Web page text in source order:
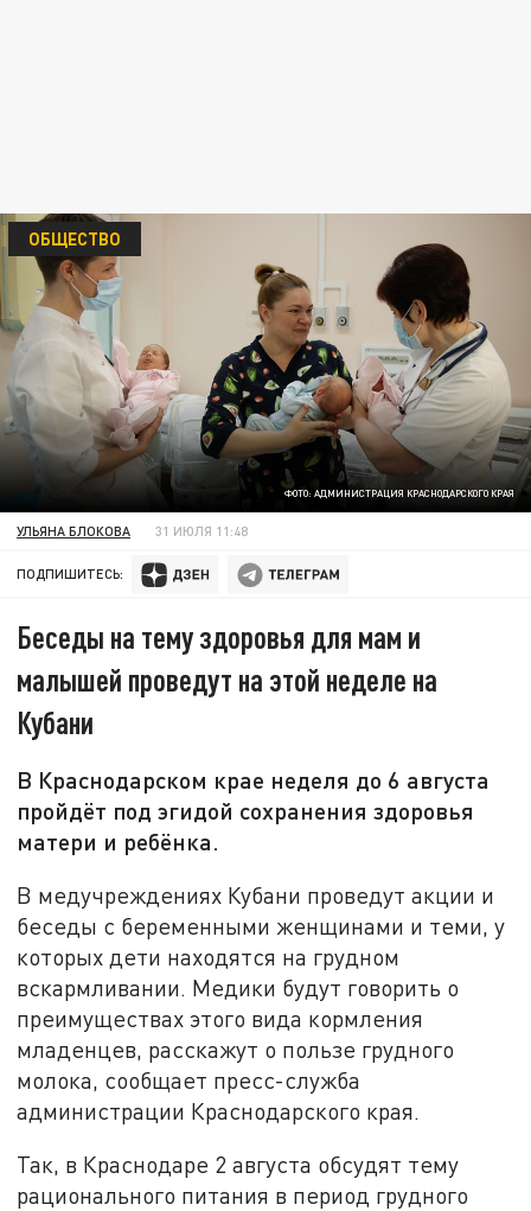
ФОТО: АДМИНИСТРАЦИЯ КРАСНОДАРСКОГО КРАЯ
ОБЩЕСТВО
УЛЬЯНА БЛОКОВА 31 ИЮЛЯ 11:48
ПОДПИШИТЕСЬ:
Беседы на тему здоровья для мам и
малышей проведут на этой неделе на
Кубани
В Краснодарском крае неделя до 6 августа
пройдёт под эгидой сохранения здоровья
матери и ребёнка.
В медучреждениях Кубани проведут акции и
беседы с беременными женщинами и теми, у
которых дети находятся на грудном
вскармливании. Медики будут говорить о
преимуществах этого вида кормления
младенцев, расскажут о пользе грудного
молока, сообщает пресс-служба
администрации Краснодарского края.
Так, в Краснодаре 2 августа обсудят тему
рационального питания в период грудного